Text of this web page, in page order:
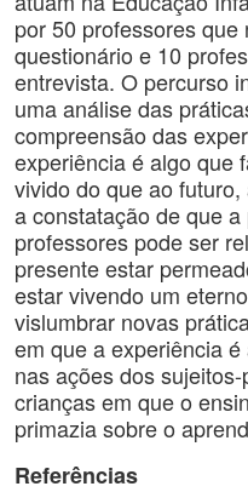
por 50 professores
questionário e 10
entrevista. O percurso
uma análise das
compreensão das
experiência é algo que
vivido do que ao
a constatação de que
professores pode ser
presente estar
estar vivendo um
vislumbrar novas
em que a experiência
nas ações dos
crianças em que o
primazia sobre o
Referências